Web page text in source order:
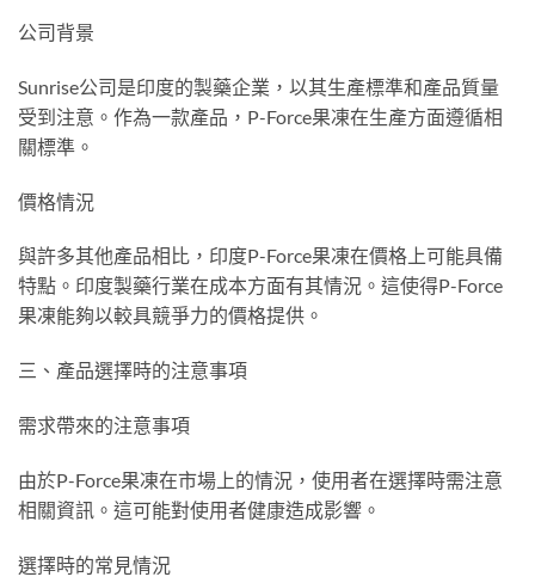
公司背景
Sunrise公司是印度的製藥企業，以其生產標準和產品質量
受到注意。作為一款產品，P-Force果凍在生產方面遵循相
關標準。
價格情況
與許多其他產品相比，印度P-Force果凍在價格上可能具備
特點。印度製藥行業在成本方面有其情況。這使得P-Force
果凍能夠以較具競爭力的價格提供。
三、產品選擇時的注意事項
需求帶來的注意事項
由於P-Force果凍在市場上的情況，使用者在選擇時需注意
相關資訊。這可能對使用者健康造成影響。
選擇時的常見情況